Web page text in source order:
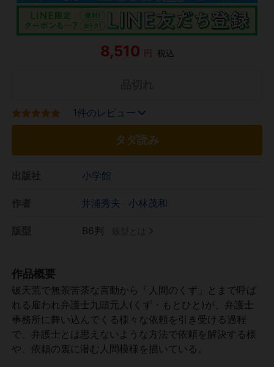
8,510 円 税込
1件のレビュー
タダ読み
小学館
井浦秀夫 小林茂和
B6判
作品概要
破天荒で無茶苦茶な言動から「人間のくず」とまで呼ば
れる雇われ弁護士九頭元人(くず・もとひと)が、弁護士
事務所に舞い込んでくる様々な依頼を引き受ける過程
で、弁護士とは思えないような方法で依頼を解決する様
や、依頼の裏に潜む人間模様を描いている。